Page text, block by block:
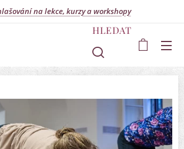
na lekce, kurzy a workshopy
HLEDAT